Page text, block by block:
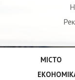
МІСТО